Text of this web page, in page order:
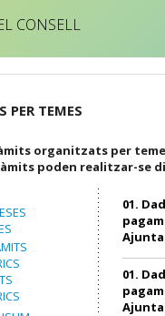
CONSELL
PER TEMES
organitzats per
poden realitzar-se
01.
01.